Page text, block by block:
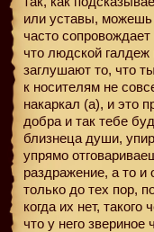
или уставы, можешь
часто
что людской галдеж
заглушают то, что
к носителям не
накаркал (а), и это
добра и так тебе
близнеца души,
упрямо
раздражение, а то
только до тех пор,
когда их нет,
что у него звериное